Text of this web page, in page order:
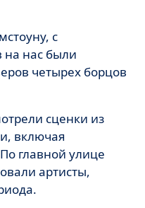
с
на нас были
четырех борцов
сценки из
включая
главной улице
артисты,